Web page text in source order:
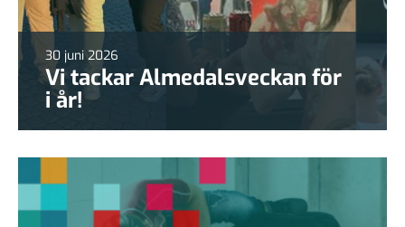
30 juni 2026
Vi tackar Almedalsveckan för
i år!